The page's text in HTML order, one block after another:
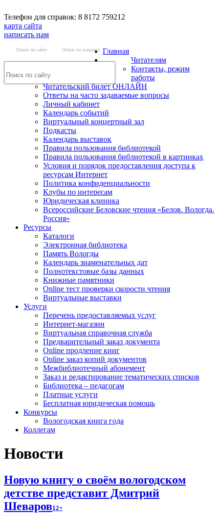
Телефон для справок: 8 8172 759212
карта сайта
написать нам
Поиск по сайту Поиск по каталогу Главная
Читателям
Контакты, режим
работы
Читательский билет ОНЛАЙН
Ответы на часто задаваемые вопросы
Личный кабинет
Календарь событий
Виртуальный концертный зал
Подкасты
Календарь выставок
Правила пользования библиотекой
Правила пользования библиотекой в картинках
Условия и порядок предоставления доступа к
ресурсам Интернет
Политика конфиденциальности
Клубы по интересам
Юридическая клиника
Всероссийские Беловские чтения «Белов. Вологда.
Россия»
Ресурсы
Каталоги
Электронная библиотека
Память Вологды
Календарь знаменательных дат
Полнотекстовые базы данных
Книжные памятники
Online тест проверки скорости чтения
Виртуальные выставки
Услуги
Перечень предоставляемых услуг
Интернет-магазин
Виртуальная справочная служба
Предварительный заказ документа
Online продление книг
Online заказ копий документов
Межбиблиотечный абонемент
Заказ и редактирование тематических списков
Библиотека – педагогам
Платные услуги
Бесплатная юридическая помощь
Конкурсы
Вологодская книга года
Коллегам
Новости
Новую книгу о своём вологодском
детстве представит Дмитрий
Шеваров12+